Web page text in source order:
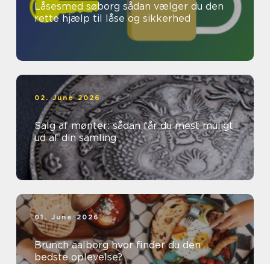
Låsesmed søborg sådan vælger du den
rette hjælp til låse og sikkerhed
02. June 2026
Salg af mønter: sådan får du mest muligt
ud af din samling
01. June 2026
Brunch aalborg hvor finder du den
bedste oplevelse?